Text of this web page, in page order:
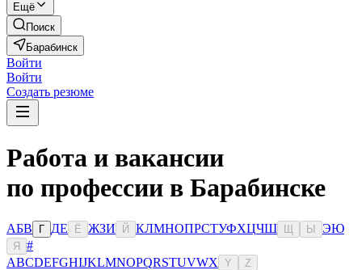
Ещё
Поиск
Барабинск
Войти
Войти
Создать резюме
Работа и вакансии
по профессии в Барабинске
АБВ Г ДЕ Ё ЖЗИ Й КЛМНОПРСТУФХЦЧШ Ы ЭЮ
Я
#
ABCDEFGHIJKLMNOPQRSTUVWX Y Z